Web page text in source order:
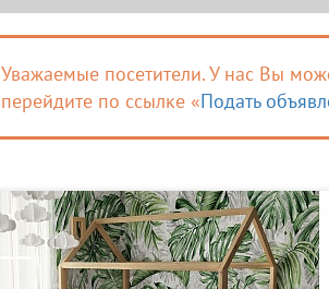
Уважаемые посетители. У нас Вы
перейдите по ссылке «Подать